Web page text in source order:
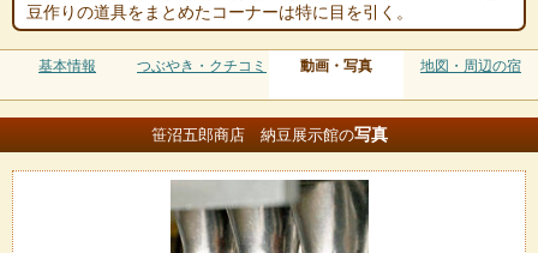
豆作りの道具をまとめたコーナーは特に目を引く。
基本情報 つぶやき・クチコミ 動画・写真 地図・周辺の宿
笹沼五郎商店 納豆展示館の写真